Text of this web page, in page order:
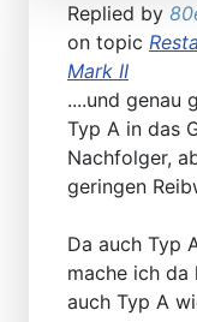
Replied by
on topic
Mark II
....und genau
Typ A in das
Nachfolger,
geringen
Da auch Typ
mache ich da
auch Typ A